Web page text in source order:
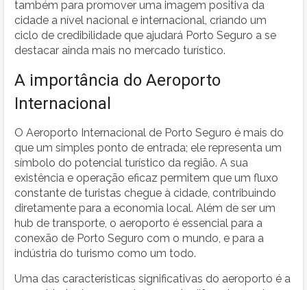
também para promover uma imagem positiva da
cidade a nível nacional e internacional, criando um
ciclo de credibilidade que ajudará Porto Seguro a se
destacar ainda mais no mercado turístico.
A importância do Aeroporto
Internacional
O Aeroporto Internacional de Porto Seguro é mais do
que um simples ponto de entrada; ele representa um
símbolo do potencial turístico da região. A sua
existência e operação eficaz permitem que um fluxo
constante de turistas chegue à cidade, contribuindo
diretamente para a economia local. Além de ser um
hub de transporte, o aeroporto é essencial para a
conexão de Porto Seguro com o mundo, e para a
indústria do turismo como um todo.
Uma das características significativas do aeroporto é a